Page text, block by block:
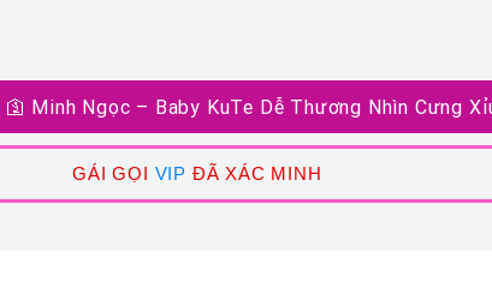
🛐 Minh Ngọc – Baby KuTe Dễ Thương Nhìn Cưng
GÁI GỌI VIP ĐÃ XÁC MINH